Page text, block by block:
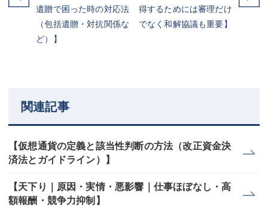
遺贈で困った時の対応法
（包括遺贈・対抗関係な
ど）】
得するためには審理だけ
でなく和解協議も重要】
関連記事
【仮想通貨の定義と該当性判断の方法（改正資金決
済法とガイドライン）】
【天下り｜原因・実情・悪影響｜仕事ほぼなし・高
額報酬・競争力抑制】